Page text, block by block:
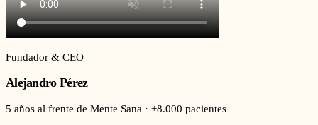
Fundador & CEO
Alejandro Pérez
5 años al frente de Mente Sana · +8.000 pacientes